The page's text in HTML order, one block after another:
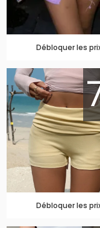
Débloquer les
Débloquer les